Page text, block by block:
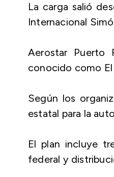
La carga salió
Internacional
Aerostar Puerto
conocido como
Según los
estatal para la
El plan incluye
federal y